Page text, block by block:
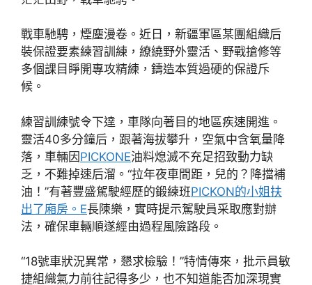
戰車馳騁，煙塵漫卷。近日，新疆軍區某團組織后
裝保證要素練習訓練，繚繞野外靈活、野戰搶修等
多個課目睜開專攻精練，鑄造本質過硬的保證斥
候。
練習訓練號令下達，車隊向著目的地區疾速開進。
靈活40多分鐘后，跟著海拔攀升，空氣中含氧量降
落，車輛因PICKONE油料熄滅不充足招致動力缺
乏，不難掉速后溜。“拉年夜車間距，兒的？降擋補
油！”有著豐盛駕駛經歷的鍛練班PICKON的小姐扶
出了廂房。E長陳樂，實時提示駕駛員采取應對辦
法，確保車輛順遂經由過程風險路段。
“18號車狀況異常，懇求檢驗！”特情傳來，批示員敏
捷組織氣力前往記得多少，也不知道能否加深現實